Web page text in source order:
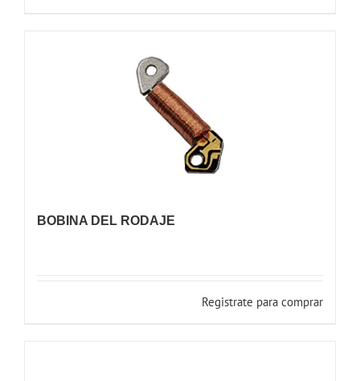
BOBINA DEL RODAJE
Registrate para comprar